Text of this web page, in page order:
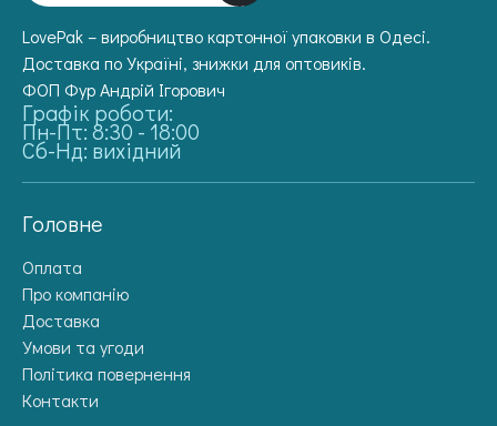
LovePak – виробництво картонної упаковки в Одесі.
Доставка по Україні, знижки для оптовиків.
ФОП Фур Андрій Ігорович
Графік роботи:
Пн-Пт: 8:30 - 18:00
Сб-Нд: вихідний
Головне
Оплата
Про компанію
Доставка
Умови та угоди
Політика повернення
Контакти